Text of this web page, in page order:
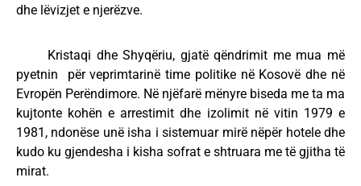
dhe lëvizjet e njerëzve.
Kristaqi dhe Shyqëriu, gjatë qëndrimit me mua më
pyetnin për veprimtarinë time politike në Kosovë dhe në
Evropën Perëndimore. Në njëfarë mënyre biseda me ta ma
kujtonte kohën e arrestimit dhe izolimit në vitin 1979 e
1981, ndonëse unë isha i sistemuar mirë nëpër hotele dhe
kudo ku gjendesha i kisha sofrat e shtruara me të gjitha të
mirat.